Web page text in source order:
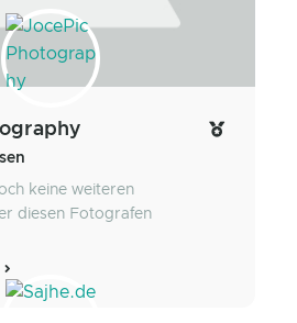
keine weiteren
diesen Fotografen